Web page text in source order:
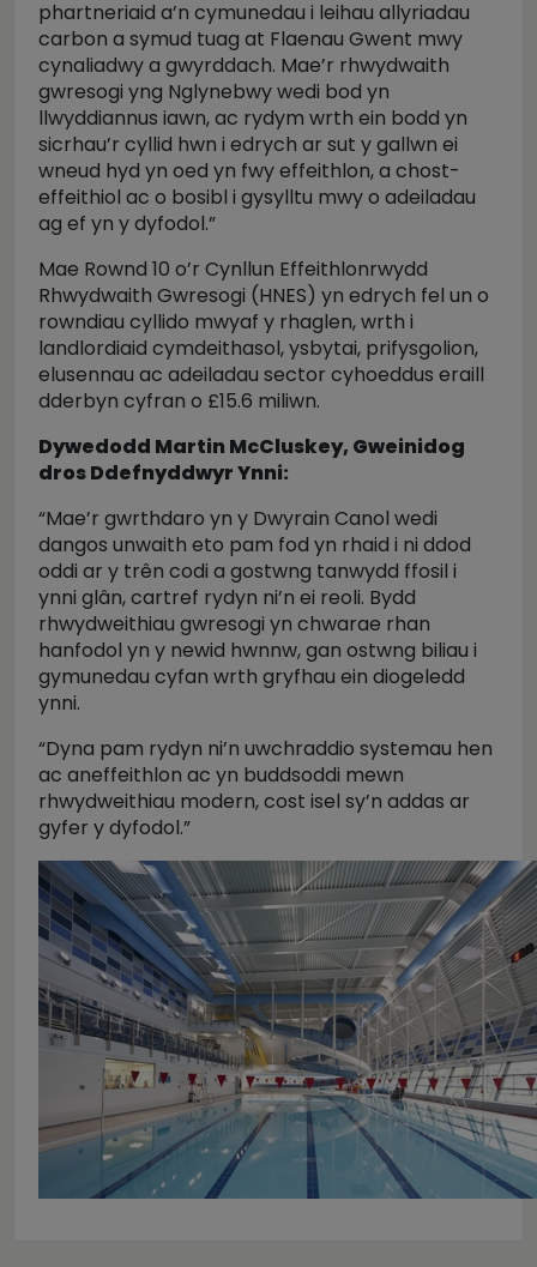
phartneriaid a’n cymunedau i leihau allyriadau
carbon a symud tuag at Flaenau Gwent mwy
cynaliadwy a gwyrddach. Mae’r rhwydwaith
gwresogi yng Nglynebwy wedi bod yn
llwyddiannus iawn, ac rydym wrth ein bodd yn
sicrhau’r cyllid hwn i edrych ar sut y gallwn ei
wneud hyd yn oed yn fwy effeithlon, a chost-
effeithiol ac o bosibl i gysylltu mwy o adeiladau
ag ef yn y dyfodol.”
Mae Rownd 10 o’r Cynllun Effeithlonrwydd
Rhwydwaith Gwresogi (HNES) yn edrych fel un o
rowndiau cyllido mwyaf y rhaglen, wrth i
landlordiaid cymdeithasol, ysbytai, prifysgolion,
elusennau ac adeiladau sector cyhoeddus eraill
dderbyn cyfran o £15.6 miliwn.
Dywedodd Martin McCluskey, Gweinidog
dros Ddefnyddwyr Ynni:
“Mae’r gwrthdaro yn y Dwyrain Canol wedi
dangos unwaith eto pam fod yn rhaid i ni ddod
oddi ar y trên codi a gostwng tanwydd ffosil i
ynni glân, cartref rydyn ni’n ei reoli. Bydd
rhwydweithiau gwresogi yn chwarae rhan
hanfodol yn y newid hwnnw, gan ostwng biliau i
gymunedau cyfan wrth gryfhau ein diogeledd
ynni.
“Dyna pam rydyn ni’n uwchraddio systemau hen
ac aneffeithlon ac yn buddsoddi mewn
rhwydweithiau modern, cost isel sy’n addas ar
gyfer y dyfodol.”